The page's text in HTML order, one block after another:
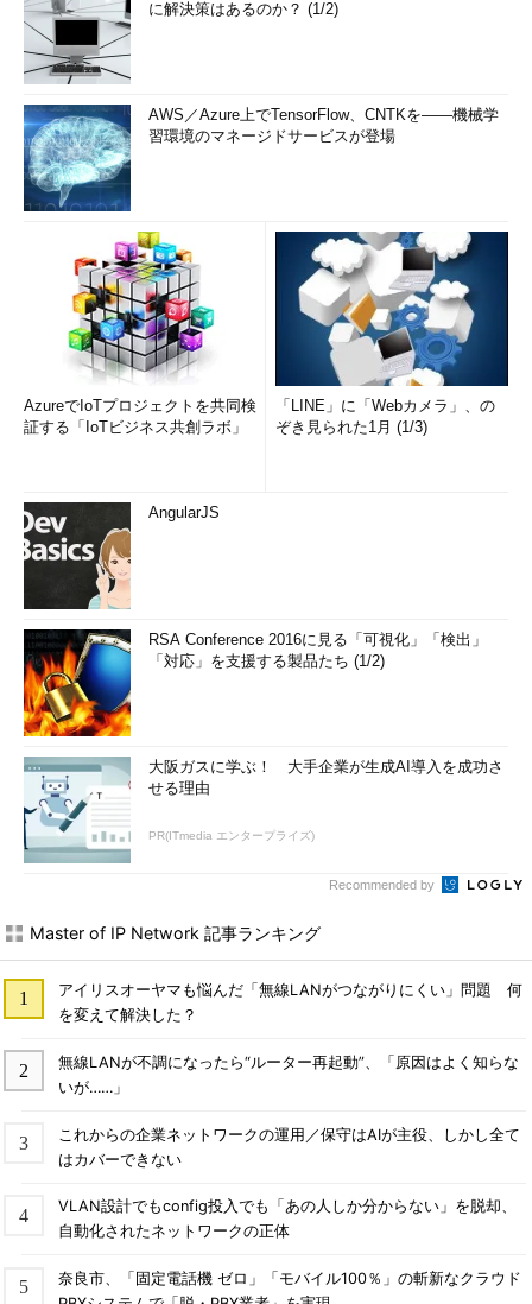
に解決策はあるのか？ (1/2)
AWS／Azure上でTensorFlow、CNTKを――機械学
習環境のマネージドサービスが登場
AzureでIoTプロジェクトを共同検
証する「IoTビジネス共創ラボ」
「LINE」に「Webカメラ」、の
ぞき見られた1月 (1/3)
AngularJS
RSA Conference 2016に見る「可視化」「検出」
「対応」を支援する製品たち (1/2)
大阪ガスに学ぶ！ 大手企業が生成AI導入を成功さ
せる理由
PR(ITmedia エンタープライズ)
Recommended by
Master of IP Network 記事ランキング
アイリスオーヤマも悩んだ「無線LANがつながりにくい」問題 何
を変えて解決した？
無線LANが不調になったら“ルーター再起動”、「原因はよく知らな
いが……」
これからの企業ネットワークの運用／保守はAIが主役、しかし全て
はカバーできない
VLAN設計でもconfig投入でも「あの人しか分からない」を脱却、
自動化されたネットワークの正体
奈良市、「固定電話機 ゼロ」「モバイル100％」の斬新なクラウド